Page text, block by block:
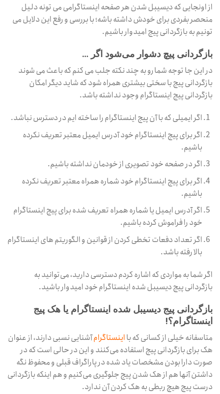
از اونجایی که دیسیبل شدن هر صفحه اینستاگرامی می تونه دلیل
منحصر بفردی برای خودش داشته باشه؛ با بررسی و رفع این دلایل می
تونیم به بازگردانی پیج امیدوار باشیم.
بازگردانی پیچ دشوار می‌شود اگر …
در این جا توجه شما رو به چند نکته جلب می کنم که باعث می شوند
بازگردانی پیج با سختی بیشتری همراه شود که شاید دیگر امکان
بازگردانی پیج اینستاگرام وجود نداشته باشد.
اگر ایمیلی که با آن پیج اینستاگرام را ساخته ایم در دسترس نباشد.
اگر برای پیج اینستاگرام خود آدرس ایمیل معتبر تعریف نکرده
باشیم.
اگر در صفحه خود تصویری از خودمان نداشته باشیم.
اگر برای پیج اینستاگرام خود شماره همراه معتبر تعریف نکرده
باشیم.
اگر آدرس ایمیل یا شماره همراه تعریف شده برای پیج اینستاگرام
خود را فراموش کرده باشیم.
اگر تعداد دفعات تخطی کردن از قوانین و الگوریتم های اینستاگرام
بالا رفته باشد.
اگر شما به مواردی که اشاره کردم دسترسی دارید، می‌توانید به
بازگردانی پیج دیسیبل شده اینستاگرام خود امیدوار باشید.
بازگردانی پیج دیسیبل شده اینستاگرام یا هک پیج
اینستاگرام؟!
متاسفانه خیلی از کسانی که بااینستاگرامآشنایی نسبی دارند، از عنوان
هک برای بازگردانی پیج استفاده می‌کنند و این در حالی است که در
صورت دارا بودن مشخصات یاد شده در پاراگراف قبلی و محفوظ نگه
داشتن آنها هم از هک شدن پیج جلوگیری می‌کنیم و هم اینکه بازگردانی
درست پیج هیچ ربطی به هک کردن آن ندارد.